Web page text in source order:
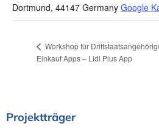
Dortmund, 44147 Germany Google
Workshop für
Einkauf Apps – Lidl Plus App
Projektträger